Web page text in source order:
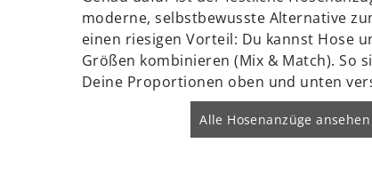
moderne, selbstbewusste Alternative
einen riesigen Vorteil: Du kannst Hose
Größen kombinieren (Mix & Match). So
Deine Proportionen oben und unten
Alle Hosenanzüge